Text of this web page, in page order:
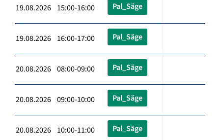
19.08.2026 15:00-16:00 Pal_Säge
19.08.2026 16:00-17:00 Pal_Säge
20.08.2026 08:00-09:00 Pal_Säge
20.08.2026 09:00-10:00 Pal_Säge
20.08.2026 10:00-11:00 Pal_Säge